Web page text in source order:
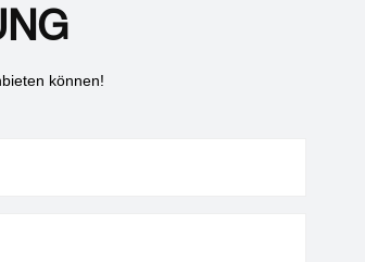
Koreanisch, Chinesisch...Schriftarten wie Arial,
Verdana, "楷书"， "幼体"...After-Sales-Services
können!